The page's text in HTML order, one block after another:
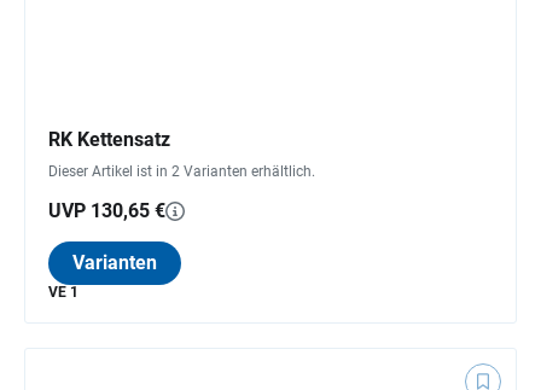
RK Kettensatz
Dieser Artikel ist in 2 Varianten erhältlich.
UVP 130,65 €
Varianten
VE 1